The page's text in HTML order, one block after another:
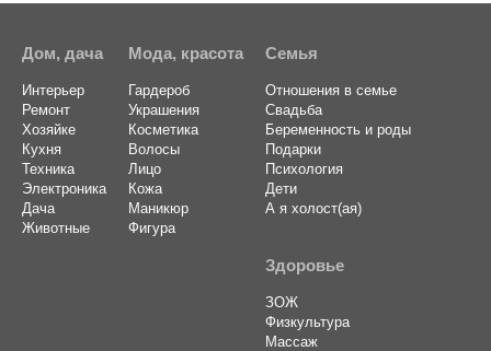
Дом, дача
Интерьер
Ремонт
Хозяйке
Кухня
Техника
Электроника
Дача
Животные
Мода, красота
Гардероб
Украшения
Косметика
Волосы
Лицо
Кожа
Маникюр
Фигура
Семья
Отношения в семье
Свадьба
Беременность и роды
Подарки
Психология
Дети
А я холост(ая)
Здоровье
ЗОЖ
Физкультура
Массаж